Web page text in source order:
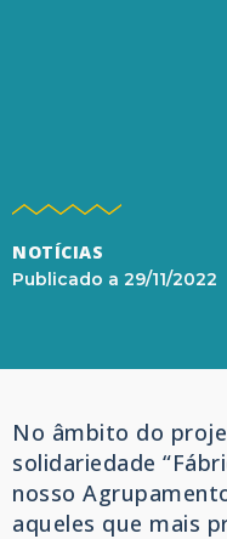
NOTÍCIAS
Publicado a 29/11/2022
No âmbito do
solidariedade
nosso
aqueles que mais